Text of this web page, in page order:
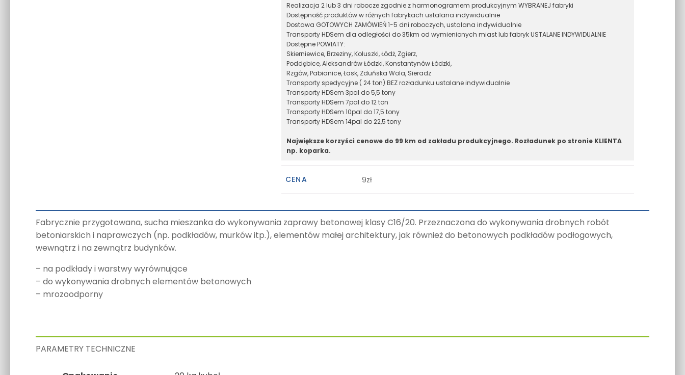
Realizacja 2 lub 3 dni robocze zgodnie z harmonogramem produkcyjnym WYBRANEJ fabryki
Dostępność produktów w różnych fabrykach ustalana indywidualnie
Dostawa GOTOWYCH ZAMÓWIEŃ 1-5 dni roboczych, ustalana indywidualnie
Transporty HDSem dla odległości do 35km od wymienionych miast lub fabryk USTALANE INDYWIDUALNIE
Dostępne POWIATY:
Skierniewice, Brzeziny, Koluszki, Łódż, Zgierz,
Poddębice, Aleksandrów Łódzki, Konstantynów Łódzki,
Rzgów, Pabianice, Łask, Zduńska Wola, Sieradz
Transporty spedycyjne ( 24 ton) BEZ rozładunku ustalane indywidualnie
Transporty HDSem 3pal do 5,5 tony
Transporty HDSem 7pal do 12 ton
Transporty HDSem 10pal do 17,5 tony
Transporty HDSem 14pal do 22,5 tony
Największe korzyści cenowe do 99 km od zakładu produkcyjnego. Rozładunek po stronie KLIENTA
np. koparka.
CENA 9zł
Fabrycznie przygotowana, sucha mieszanka do wykonywania zaprawy betonowej klasy C16/20. Przeznaczona do wykonywania drobnych robót
betoniarskich i naprawczych (np. podkładów, murków itp.), elementów małej architektury, jak również do betonowych podkładów podłogowych,
wewnątrz i na zewnątrz budynków.
– na podkłady i warstwy wyrównujące
– do wykonywania drobnych elementów betonowych
– mrozoodporny
PARAMETRY TECHNICZNE